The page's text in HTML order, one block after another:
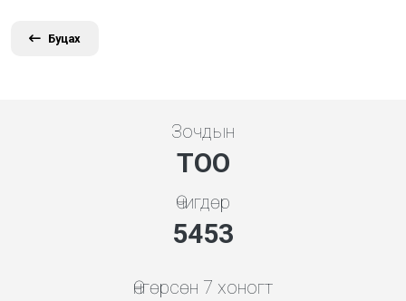
Буцах
Зочдын
ТОО
Өчигдөр
5843
Өнгөрсөн 7 хоногт